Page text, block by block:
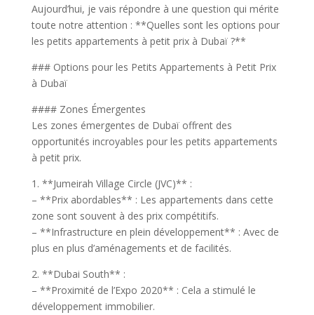
Aujourd’hui, je vais répondre à une question qui mérite
toute notre attention : **Quelles sont les options pour
les petits appartements à petit prix à Dubaï ?**
### Options pour les Petits Appartements à Petit Prix
à Dubaï
#### Zones Émergentes
Les zones émergentes de Dubaï offrent des
opportunités incroyables pour les petits appartements
à petit prix.
1. **Jumeirah Village Circle (JVC)** :
– **Prix abordables** : Les appartements dans cette
zone sont souvent à des prix compétitifs.
– **Infrastructure en plein développement** : Avec de
plus en plus d’aménagements et de facilités.
2. **Dubai South** :
– **Proximité de l’Expo 2020** : Cela a stimulé le
développement immobilier.